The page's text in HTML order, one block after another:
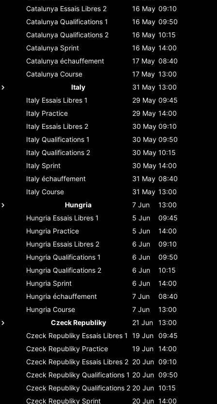
Catalunya Essais Libres 2 16 May 09:10
Catalunya Qualifications 1 16 May 09:50
Catalunya Qualifications 2 16 May 10:15
Catalunya Sprint 16 May 14:00
Catalunya échauffement 17 May 08:40
Catalunya Course 17 May 13:00
Italy
31 May 13:00
Italy Essais Libres 1 29 May 09:45
Italy Practice 29 May 14:00
Italy Essais Libres 2 30 May 09:10
Italy Qualifications 1 30 May 09:50
Italy Qualifications 2 30 May 10:15
Italy Sprint 30 May 14:00
Italy échauffement 31 May 08:40
Italy Course 31 May 13:00
Hungria
7 Jun
13:00
Hungria Essais Libres 1 5 Jun
09:45
Hungria Practice 5 Jun
14:00
Hungria Essais Libres 2 6 Jun
09:10
Hungria Qualifications 1 6 Jun
09:50
Hungria Qualifications 2 6 Jun
10:15
Hungria Sprint 6 Jun
14:00
Hungria échauffement 7 Jun
08:40
Hungria Course 7 Jun
13:00
Czeck Republiky
21 Jun
13:00
Czeck Republiky Essais Libres 1 19 Jun 09:45
Czeck Republiky Practice 19 Jun 14:00
Czeck Republiky Essais Libres 2 20 Jun 09:10
Czeck Republiky Qualifications 1 20 Jun 09:50
Czeck Republiky Qualifications 2 20 Jun 10:15
Czeck Republiky Sprint 20 Jun 14:00